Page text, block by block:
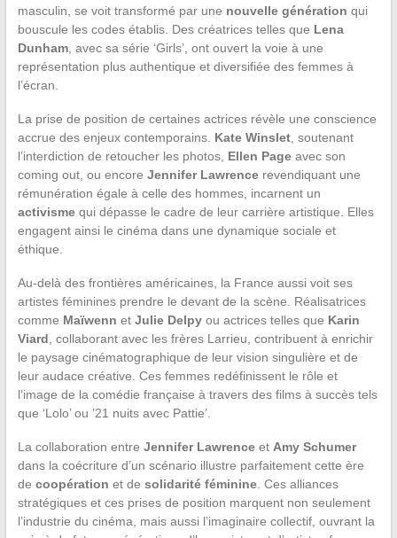
masculin, se voit transformé par une nouvelle génération qui
bouscule les codes établis. Des créatrices telles que Lena
Dunham, avec sa série ‘Girls’, ont ouvert la voie à une
représentation plus authentique et diversifiée des femmes à
l’écran.
La prise de position de certaines actrices révèle une conscience
accrue des enjeux contemporains. Kate Winslet, soutenant
l’interdiction de retoucher les photos, Ellen Pageavec son
coming out, ou encore Jennifer Lawrencerevendiquant une
rémunération égale à celle des hommes, incarnent un
activismequi dépasse le cadre de leur carrière artistique. Elles
engagent ainsi le cinéma dans une dynamique sociale et
éthique.
Au-delà des frontières américaines, la France aussi voit ses
artistes féminines prendre le devant de la scène. Réalisatrices
comme Maïwenn et Julie Delpyou actrices telles que Karin
Viard , collaborant avec les frères Larrieu, contribuent à enrichir
le paysage cinématographique de leur vision singulière et de
leur audace créative. Ces femmes redéfinissent le rôle et
l’image de la comédie française à travers des films à succès tels
que ‘Lolo’ ou ’21 nuits avec Pattie’.
La collaboration entre Jennifer Lawrenceet Amy Schumer
dans la coécriture d’un scénario illustre parfaitement cette ère
de coopération et de solidarité féminine. Ces alliances
stratégiques et ces prises de position marquent non seulement
l’industrie du cinéma, mais aussi l’imaginaire collectif, ouvrant la